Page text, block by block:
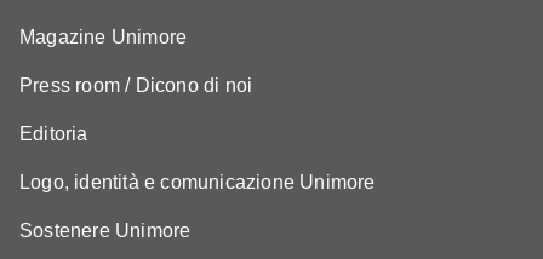
Magazine Unimore
Press room / Dicono di noi
Editoria
Logo, identità e comunicazione Unimore
Sostenere Unimore